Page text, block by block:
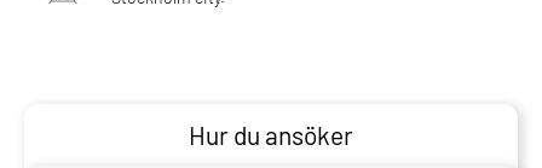
Hur du ansöker